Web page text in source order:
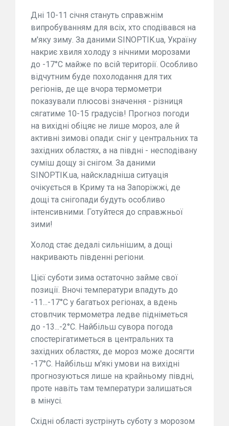
Дні 10-11 січня стануть справжнім
випробуванням для всіх, хто сподівався на
м'яку зиму. За даними SINOPTIK.ua, Україну
накриє хвиля холоду з нічними морозами
до -17°C майже по всій території. Особливо
відчутним буде похолодання для тих
регіонів, де ще вчора термометри
показували плюсові значення - різниця
сягатиме 10-15 градусів! Прогноз погоди
на вихідні обіцяє не лише мороз, але й
активні зимові опади: сніг у центральних та
західних областях, а на півдні - несподівану
суміш дощу зі снігом. За даними
SINOPTIK.ua, найскладніша ситуація
очікується в Криму та на Запоріжжі, де
дощі та снігопади будуть особливо
інтенсивними. Готуйтеся до справжньої
зими!
Холод стає дедалі сильнішим, а дощі
накривають південні регіони.
Цієї суботи зима остаточно займе свої
позиції. Вночі температури впадуть до
-11...-17°C у багатьох регіонах, а вдень
стовпчик термометра ледве підніметься
до -13...-2°C. Найбільш сувора погода
спостерігатиметься в центральних та
західних областях, де мороз може досягти
-17°C. Найбільш м'які умови на вихідні
прогнозуються лише на крайньому півдні,
проте навіть там температури залишаться
в мінусі.
Східні області зустрінуть суботу з морозом